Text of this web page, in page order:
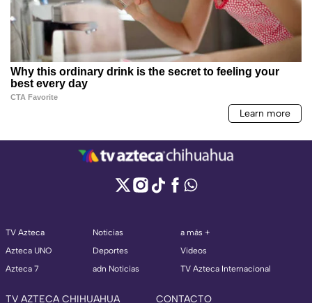
TV Azteca
Azteca UNO
Azteca 7
Noticias
Deportes
adn Noticias
a más +
Videos
TV Azteca Internacional
TV AZTECA CHIHUAHUA CONTACTO